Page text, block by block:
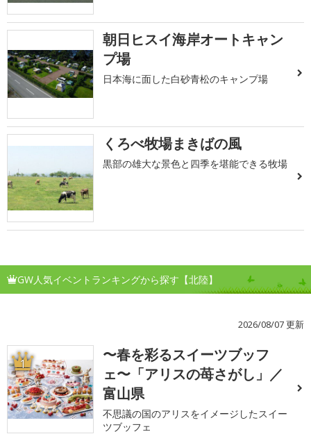
朝日ヒスイ海岸オートキャン
プ場
日本海に面した白砂青松のキャンプ場
くろべ牧場まきばの風
黒部の雄大な景色と四季を堪能できる牧場
GW人気イベントランキングから探す【北陸】
2026/08/07 更新
1
〜春を彩るスイーツブッフ
ェ〜「アリスの苺さがし」／
富山県
不思議の国のアリスをイメージしたスイー
ツブッフェ